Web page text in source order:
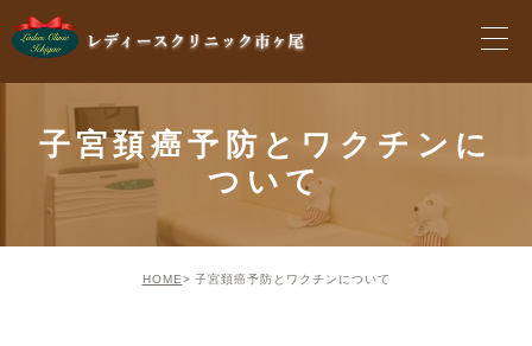
子宮頚癌予防とワクチンに
ついて
HOME 子宮頚癌予防とワクチンについて